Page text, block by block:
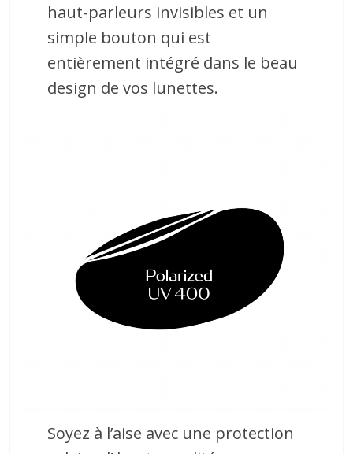
haut-parleurs invisibles et un
simple bouton qui est
entièrement intégré dans le beau
design de vos lunettes.
Soyez à l’aise avec une protection